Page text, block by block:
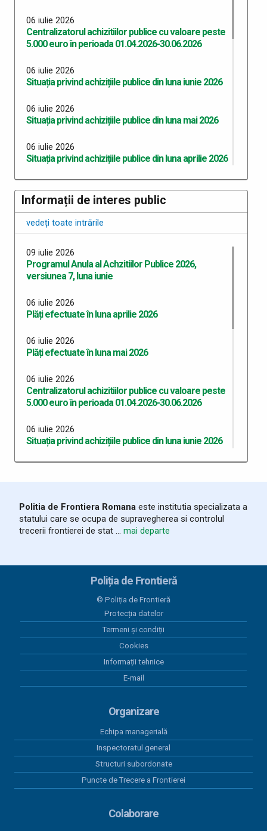
06 iulie 2026
Centralizatorul achizitiilor publice cu valoare peste
5.000 euro în perioada 01.04.2026-30.06.2026
06 iulie 2026
Situația privind achizițiile publice din luna iunie 2026
06 iulie 2026
Situația privind achizițiile publice din luna mai 2026
06 iulie 2026
Situația privind achizițiile publice din luna aprilie 2026
Situația privind achizițiile publice din luna martie
03 iunie 2026
Program Anual Achiziții Publice 2026 - versiunea 06
28 mai 2026
Programul Anual al Achizițiilor Publice 2026 -
versiunea 05
18 mai 2026
Centralizatorul achizițiilor publice finalizate prin
încheieri de contracte cu valoare peste 5.000 euro
în perioada 01.01.2026-31.03.2026
15 aprilie 2026
Program anual achiziții publice 2026 - versiunea 01
15 aprilie 2026
Program anual achiziții publice 2026 - versiunea 04
11 martie 2026
Informații de interes public
vedeți toate intrările
09 iulie 2026
Programul Anula al Achzitiilor Publice 2026,
versiunea 7, luna iunie
06 iulie 2026
Plăți efectuate în luna aprilie 2026
06 iulie 2026
Plăți efectuate în luna mai 2026
06 iulie 2026
Centralizatorul achizitiilor publice cu valoare peste
5.000 euro în perioada 01.04.2026-30.06.2026
06 iulie 2026
Situația privind achizițiile publice din luna iunie 2026
06 iulie 2026
Situația privind achizițiile publice din luna aprilie 2026
2026
Bilanțul contabil încheiat la data de 31.12.2025
Plăți efectuate în luna MARTIE 2026
05 iunie 2026
Plăți efectuate în luna FEBRUARIE 2026
Program Anual Achiziții Publice 2026 - versiunea 06
Politia de Frontiera Romana este institutia specializata a
statului care se ocupa de supravegherea si controlul
trecerii frontierei de stat ... mai departe
Poliția de Frontieră
© Poliția de Frontieră
Protecția datelor
Termeni și condiții
Cookies
Informații tehnice
E-mail
Organizare
Echipa managerială
Inspectoratul general
Structuri subordonate
Puncte de Trecere a Frontierei
Colaborare